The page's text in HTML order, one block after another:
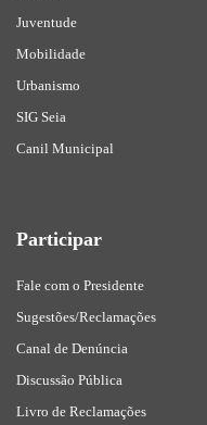
Juventude
Mobilidade
Urbanismo
SIG Seia
Canil Municipal
Participar
Fale com o Presidente
Sugestões/Reclamações
Canal de Denúncia
Discussão Pública
Livro de Reclamações